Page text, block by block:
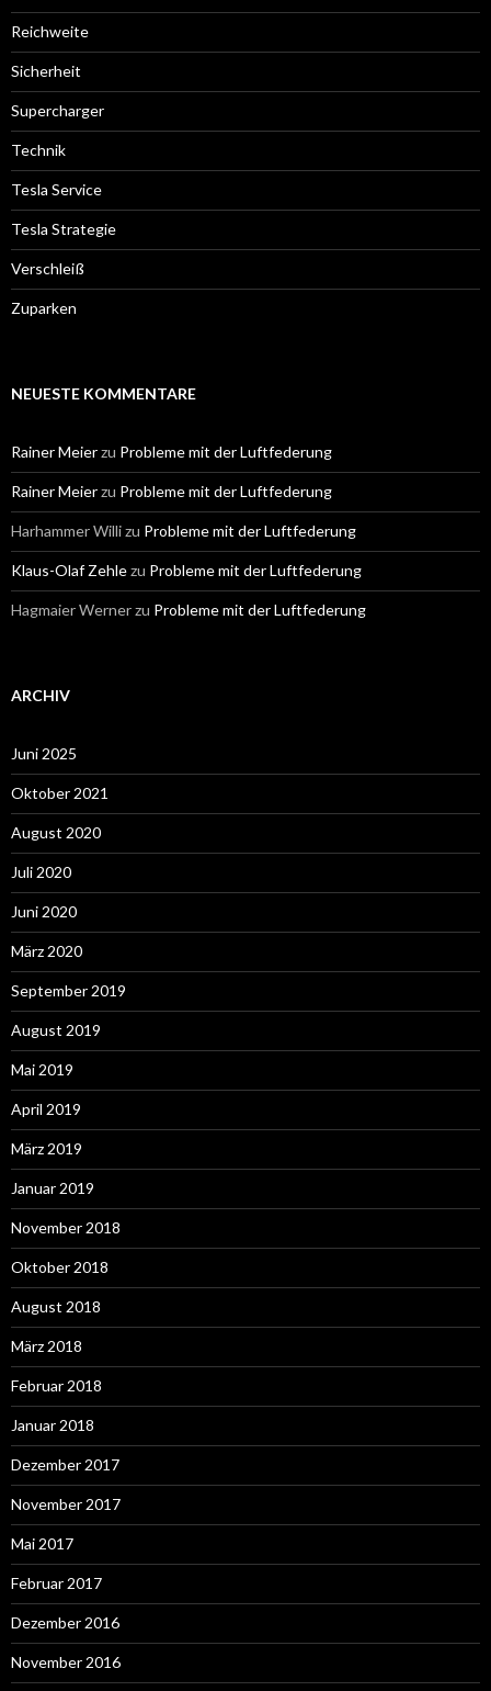
Reichweite
Sicherheit
Supercharger
Technik
Tesla Service
Tesla Strategie
Verschleiß
Zuparken
NEUESTE KOMMENTARE
Rainer Meierzu Probleme mit der Luftfederung
Rainer Meierzu Probleme mit der Luftfederung
Harhammer Willizu Probleme mit der Luftfederung
Klaus-Olaf Zehlezu Probleme mit der Luftfederung
Hagmaier Wernerzu Probleme mit der Luftfederung
ARCHIV
Juni 2025
Oktober 2021
August 2020
Juli 2020
Juni 2020
März 2020
September 2019
August 2019
Mai 2019
April 2019
März 2019
Januar 2019
November 2018
Oktober 2018
August 2018
März 2018
Februar 2018
Januar 2018
Dezember 2017
November 2017
Mai 2017
Februar 2017
Dezember 2016
November 2016